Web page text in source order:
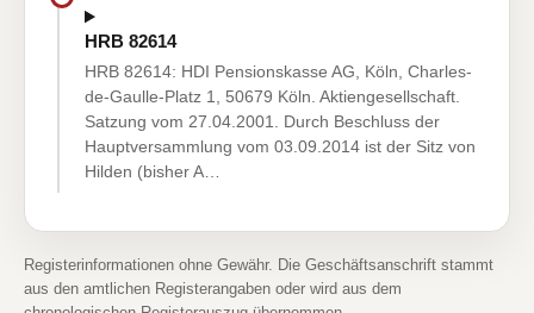
HRB 82614
HRB 82614: HDI Pensionskasse AG, Köln, Charles-
de-Gaulle-Platz 1, 50679 Köln. Aktiengesellschaft.
Satzung vom 27.04.2001. Durch Beschluss der
Hauptversammlung vom 03.09.2014 ist der Sitz von
Hilden (bisher A…
Registerinformationen ohne Gewähr. Die Geschäftsanschrift stammt
aus den amtlichen Registerangaben oder wird aus dem